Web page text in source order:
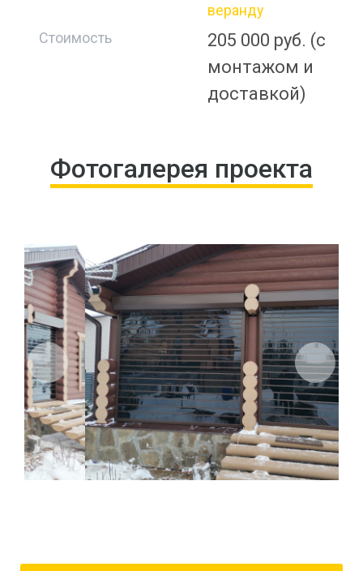
веранду
Стоимость
205 000 руб. (с
монтажом и
доставкой)
Фотогалерея проекта
Previous Next